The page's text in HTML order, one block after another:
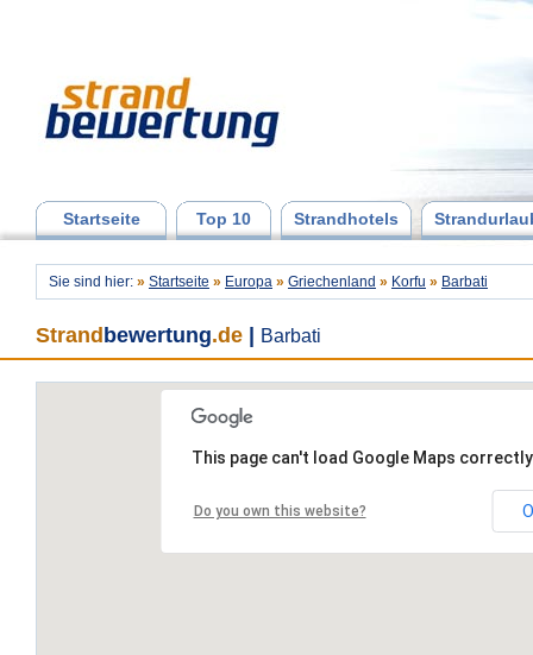
Startseite Top 10 Strandhotels
Sie sind hier: » Startseite » Europa » Griechenland » Korfu » Barbati
Strand bewertung.de Barbati
This page can't load Google Maps
Do you own this website?